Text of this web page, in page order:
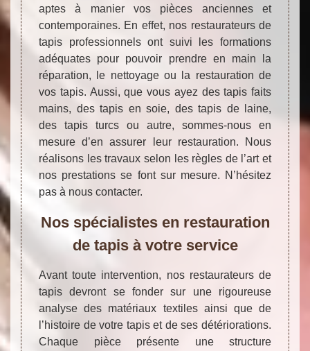
aptes à manier vos pièces anciennes et
contemporaines. En effet, nos restaurateurs de
tapis professionnels ont suivi les formations
adéquates pour pouvoir prendre en main la
réparation, le nettoyage ou la restauration de
vos tapis. Aussi, que vous ayez des tapis faits
mains, des tapis en soie, des tapis de laine,
des tapis turcs ou autre, sommes-nous en
mesure d’en assurer leur restauration. Nous
réalisons les travaux selon les règles de l’art et
nos prestations se font sur mesure. N’hésitez
pas à nous contacter.
Nos spécialistes en restauration
de tapis à votre service
Avant toute intervention, nos restaurateurs de
tapis devront se fonder sur une rigoureuse
analyse des matériaux textiles ainsi que de
l’histoire de votre tapis et de ses détériorations.
Chaque pièce présente une structure